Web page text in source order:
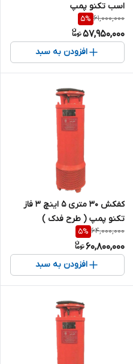
اسب تکنو پمپ
61,000,000
5%
57,950,000
افزودن به سبد
کفکش 30 متری 5 اینچ 3 فاز
تکنو پمپ ( طرح فدک )
64,000,000
5%
60,800,000
افزودن به سبد